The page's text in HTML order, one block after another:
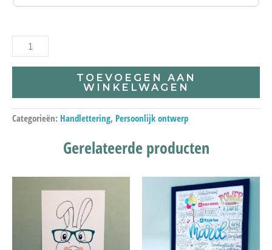
TOEVOEGEN AAN
WINKELWAGEN
Categorieën: Handlettering, Persoonlijk ontwerp
Gerelateerde producten